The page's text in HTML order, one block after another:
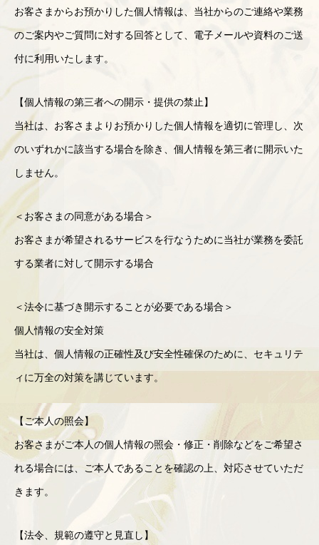
お客さまからお預かりした個人情報は、当社からのご連絡や業務
のご案内やご質問に対する回答として、電子メールや資料のご送
付に利用いたします。
【個人情報の第三者への開示・提供の禁止】
当社は、お客さまよりお預かりした個人情報を適切に管理し、次
のいずれかに該当する場合を除き、個人情報を第三者に開示いた
しません。
＜お客さまの同意がある場合＞
お客さまが希望されるサービスを行なうために当社が業務を委託
する業者に対して開示する場合
＜法令に基づき開示することが必要である場合＞
個人情報の安全対策
当社は、個人情報の正確性及び安全性確保のために、セキュリテ
ィに万全の対策を講じています。
【ご本人の照会】
お客さまがご本人の個人情報の照会・修正・削除などをご希望さ
れる場合には、ご本人であることを確認の上、対応させていただ
きます。
【法令、規範の遵守と見直し】